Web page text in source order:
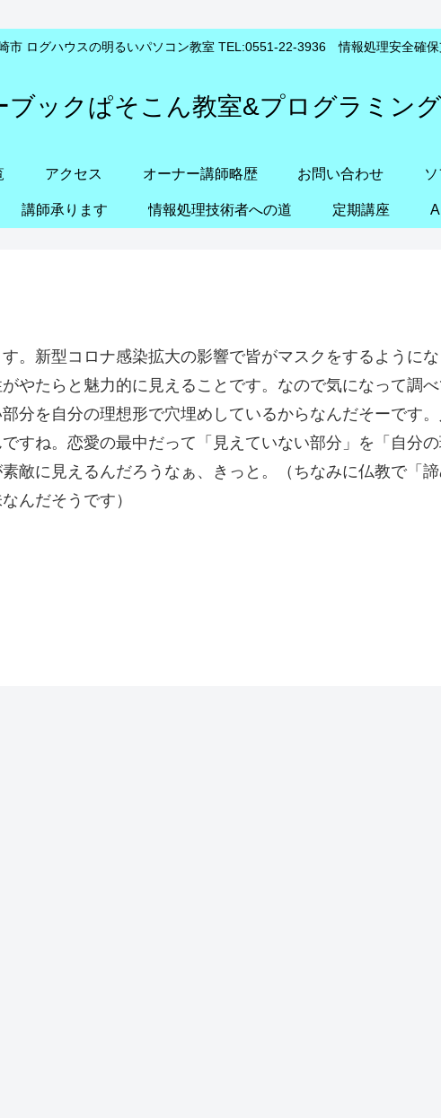
市 ログハウスの明るいパソコン教室 TEL:0551-22-3936 情報処理安全確
ブックぱそこん教室&プログラミン
アクセス オーナー講師略歴 お問い合わせ
講師承ります 情報処理技術者への道 定期講座
。新型コロナ感染拡大の影響で皆がマスクをするようにな
やたらと魅力的に見えることです。なので気になって調べ
分を自分の理想形で穴埋めしているからなんだそーです。
すね。恋愛の最中だって「見えていない部分」を「自分
敵に見えるんだろうなぁ、きっと。（ちなみに仏教で「
んだそうです）